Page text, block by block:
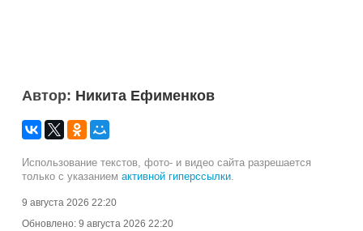
Автор: Никита Ефименков
Использование текстов, фото- и видео сайта разрешается
только с указанием активной гиперссылки
9 августа 2026 22:20
Обновлено: 9 августа 2026 22:20